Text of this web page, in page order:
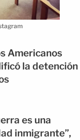
Americanos
la detención
es una
inmigrante”,